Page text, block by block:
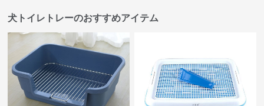
犬トイレトレーのおすすめアイテム